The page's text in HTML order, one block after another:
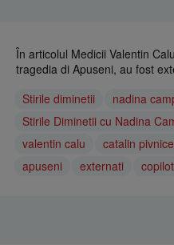
În articolul Medicii Valentin
tragedia di Apuseni, au fost
Stirile diminetii
nadina
Stirile Diminetii cu Nadina
valentin calu
catalin
apuseni
externati copilot